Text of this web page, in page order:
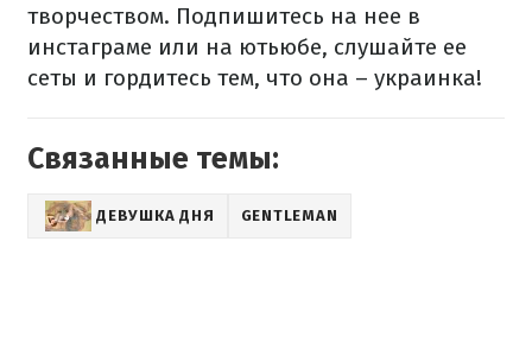
творчеством. Подпишитесь на нее в
инстаграме или на ютьюбе, слушайте ее
сеты и гордитесь тем, что она – украинка!
Связанные темы:
ДЕВУШКА ДНЯ GENTLEMAN